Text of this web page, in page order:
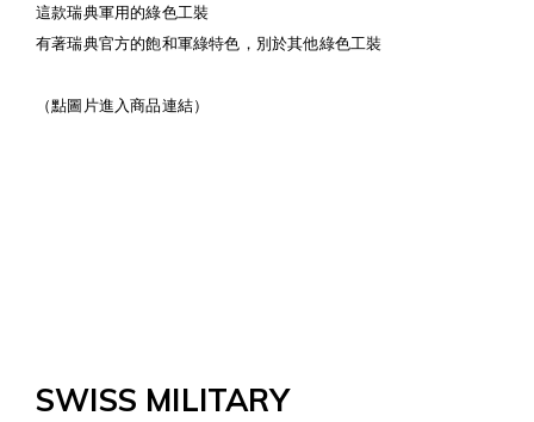
這款瑞典軍用的綠色工裝
有著瑞典官方的飽和軍綠特色，別於其他綠色工裝
（點圖片進入商品連結）
SWISS MILITARY